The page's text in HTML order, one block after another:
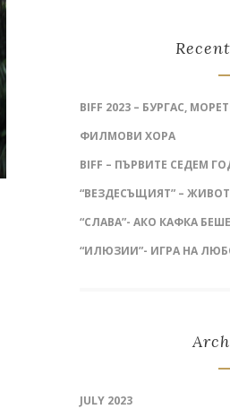
BIFF 2023 – БУРГАС,
ФИЛМОВИ ХОРА
BIFF – ПЪРВИТЕ СЕДЕМ
“ВЕЗДЕСЪЩИЯТ” –
“СЛАВА”- АКО КАФКА
“ИЛЮЗИИ”- ИГРА НА
JULY 2023